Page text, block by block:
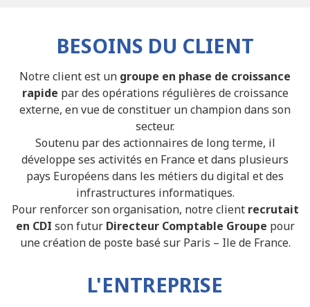
BESOINS DU CLIENT
Notre client est un groupe en phase de croissance
rapide par des opérations régulières de croissance
externe, en vue de constituer un champion dans son
secteur.
Soutenu par des actionnaires de long terme, il
développe ses activités en France et dans plusieurs
pays Européens dans les métiers du digital et des
infrastructures informatiques.
Pour renforcer son organisation, notre client recrutait
en CDI son futur Directeur Comptable Groupe pour
une création de poste basé sur Paris – Ile de France.
L'ENTREPRISE